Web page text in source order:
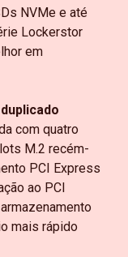
NVMe e até
Lockerstor
em
com quatro
M.2 recém-
PCI Express
ao PCI
mais rápido